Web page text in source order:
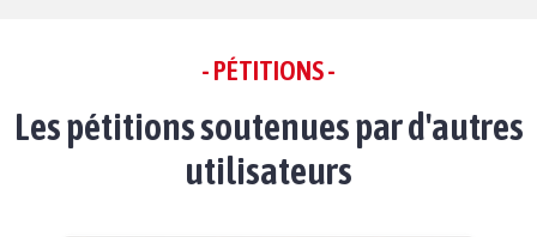
- PÉTITIONS -
Les pétitions soutenues par d'autres
utilisateurs